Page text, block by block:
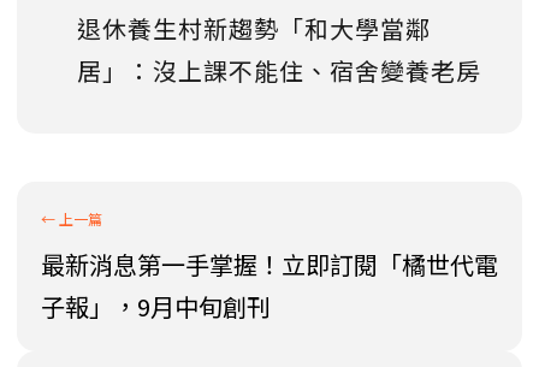
退休養生村新趨勢「和大學當鄰
居」：沒上課不能住、宿舍變養老房
最新消息第一手掌握！立即訂閱「橘世代電
子報」，9月中旬創刊